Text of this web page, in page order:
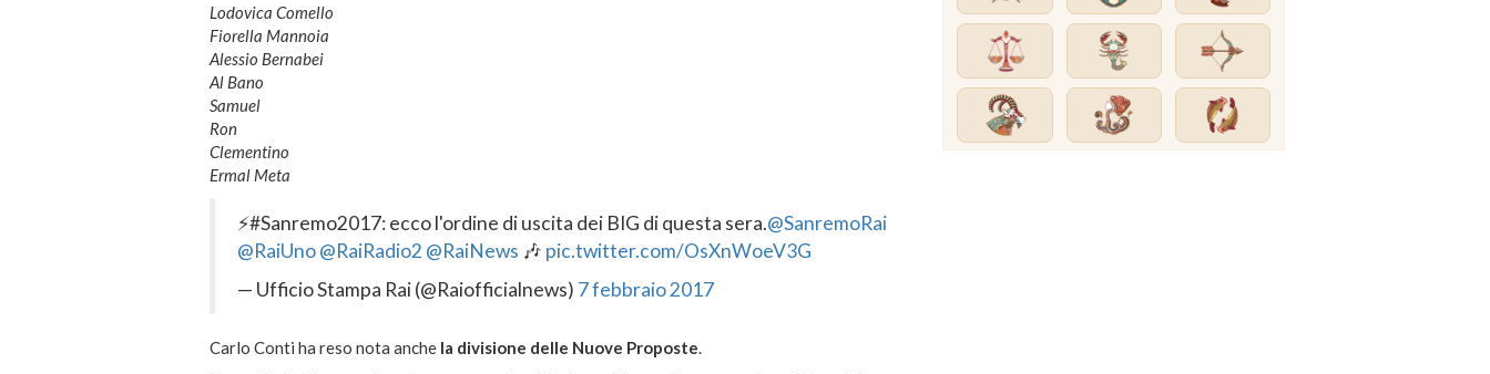
Lodovica Comello
Fiorella Mannoia
Alessio Bernabei
Al Bano
Samuel
Ron
Clementino
Ermal Meta
⚡️#Sanremo2017: ecco l'ordine di uscita dei BIG di questa sera.@SanremoRai
@RaiUno@RaiRadio2 @RaiNews 🎶 pic.twitter.com/OsXnWoeV3G
— Ufficio Stampa Rai (@Raiofficialnews) 7 febbraio 2017
Carlo Conti ha reso nota anche la divisione delle Nuove Proposte